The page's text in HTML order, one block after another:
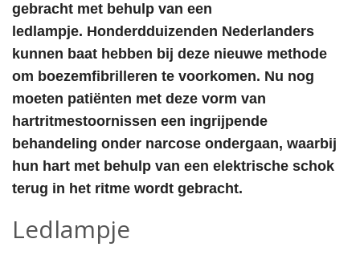
gebracht met behulp van een
ledlampje. Honderdduizenden Nederlanders
kunnen baat hebben bij deze nieuwe methode
om boezemfibrilleren te voorkomen. Nu nog
moeten patiënten met deze vorm van
hartritmestoornissen een ingrijpende
behandeling onder narcose ondergaan, waarbij
hun hart met behulp van een elektrische schok
terug in het ritme wordt gebracht.
Ledlampje